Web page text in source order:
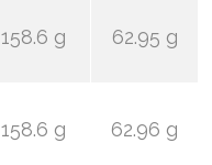
158.6 g 62.95 g
158.6 g 62.96 g